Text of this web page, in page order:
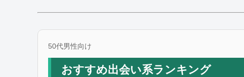
50代男性向け
おすすめ出会い系ランキング